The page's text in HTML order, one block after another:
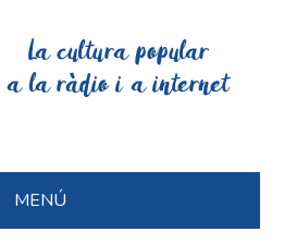
La cultura popular
a la ràdio i a internet
MENÚ